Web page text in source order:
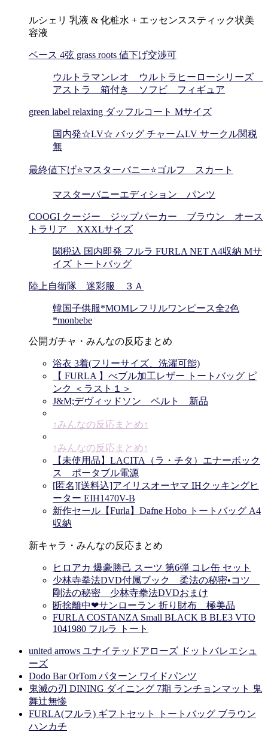
ルシェリ 乳液 & 化粧水 + エッセンススティック状美
容液
ベース 4弦 grass roots 値下げ交渉可
ウルトラマンレオ ウルトラヒーローシリーズ
アストラ 箱付き ソフビ フィギュア
green label relaxing ダッフルコート Mサイズ
国内発☆LV☆ バッグ チャームLV サークル関税
無
最終値下げ⭐️マスターバニー⭐️ゴルフ スカート
マスターバニーエディション パンツ
COOGI クージー ジップパーカー ブラウン オース
トラリア XXXLサイズ
関税込 国内即発 フルラ FURLA NET A4収納 Mサ
イズ トートバッグ
陸上自衛隊 迷彩服 ３Ａ
韓国子供服*MOMレフリルワンピース全2色
*monbebe
公開ガチャ・みんなの反応まとめ
浴衣 3着(フリーサイズ、洗濯可能)
【 FURLA 】べブル加工レザー トートバッグ ピ
ンク ＜ラスト１＞
J&M;デヴィッドソン ベルト 新品
↑みんなの反応まとめ↑
↑みんなの反応まとめ↑
【未使用品】LACITA（ラ・チタ）エナーボック
ス ポータブル電源
[匿名][送料込]アイリスオーヤマ IHクッキングヒ
ーター EIH1470V-B
新作セール【Furla】Dafne Hobo トートバッグ A4
収納
新キャラ・みんなの反応まとめ
ヒロアカ 爆豪勝己 スーツ 第6弾 コレ缶 セット
少林寺拳法DVD付属ブック 柔法の秘密•コツ
剛法の秘密 少林寺拳法DVDおまけ
断捨離中❤サンローラン 折り財布 極美品
FURLA COSTANZA Small BLACK B BLE3 VTO
1041980 フルラ トート
united arrows ユナイテッドアローズ ドットバレエシュ
ーズ
Dodo Bar OrTom パターン ワイドパンツ
鬼滅の刃 DINING ダイニング 7期 ランチョンマット 鬼
舞辻無惨
FURLA(フルラ) ギフトセット トートバッグ ブラウン
ハンカチ